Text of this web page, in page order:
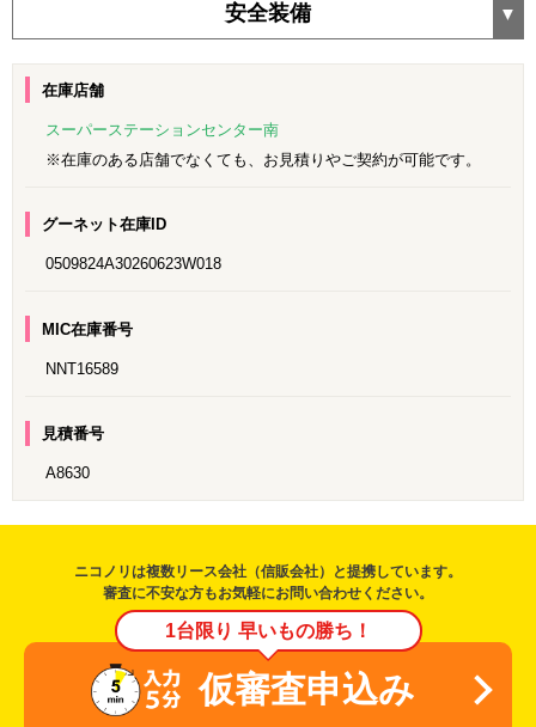
安全装備
在庫店舗
スーパーステーションセンター南
※在庫のある店舗でなくても、お見積りやご契約が可能です。
グーネット在庫ID
0509824A30260623W018
MIC在庫番号
NNT16589
見積番号
A8630
ニコノリは複数リース会社（信販会社）と提携しています。
審査に不安な方もお気軽にお問い合わせください。
1台限り 早いもの勝ち！
仮審査申込み